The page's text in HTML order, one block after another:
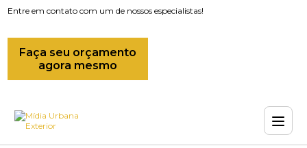
Entre em contato com um de nossos especialistas!
Faça seu orçamento
agora mesmo